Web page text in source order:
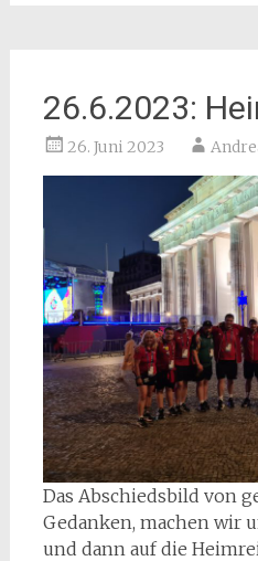
26.6.2023:
26. Juni 2023
Das Abschiedsbild von
Gedanken, machen wir
und dann auf die